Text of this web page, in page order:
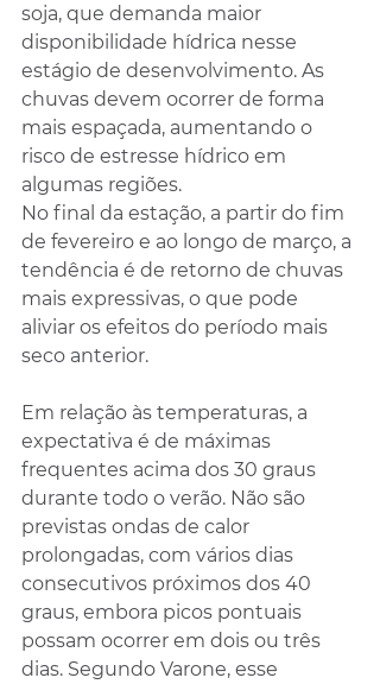
soja, que demanda maior
disponibilidade hídrica nesse
estágio de desenvolvimento. As
chuvas devem ocorrer de forma
mais espaçada, aumentando o
risco de estresse hídrico em
algumas regiões.
No final da estação, a partir do fim
de fevereiro e ao longo de março, a
tendência é de retorno de chuvas
mais expressivas, o que pode
aliviar os efeitos do período mais
seco anterior.
Em relação às temperaturas, a
expectativa é de máximas
frequentes acima dos 30 graus
durante todo o verão. Não são
previstas ondas de calor
prolongadas, com vários dias
consecutivos próximos dos 40
graus, embora picos pontuais
possam ocorrer em dois ou três
dias. Segundo Varone, esse